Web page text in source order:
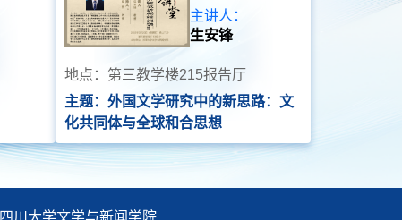
主讲人：
生安锋
地点：第三教学楼215报告厅
主题：外国文学研究中的新思路：文
化共同体与全球和合思想
四川大学文学与新闻学院